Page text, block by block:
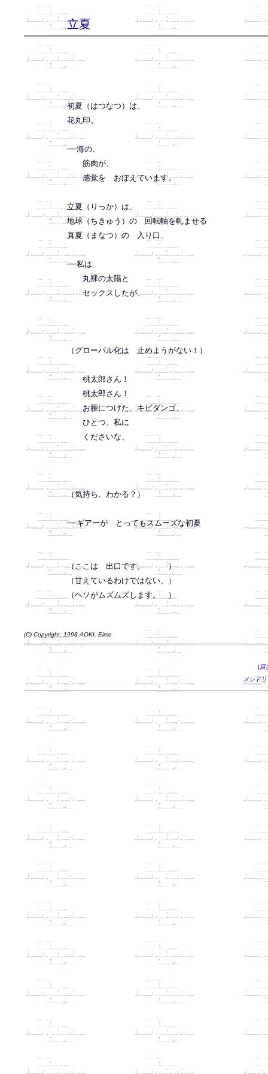
立夏
初夏（はつなつ）は、
花丸印。
──海の、
筋肉が、
感覚を　おぼえています。
立夏（りっか）は、
地球（ちきゅう）の　回転軸を軋ませる
真夏（まなつ）の　入り口、
──私は
丸裸の太陽と
セックスしたが、
（グローバル化は　止めようがない！）
桃太郎さん！
桃太郎さん！
お腰につけた、キビダンゴ、
ひとつ、私に
くださいな、
（気持ち、わかる？）
──ギアーが　とってもスムーズな初夏
（ここは　出口です。　　　）
（甘えているわけではない、）
（ヘソがムズムズします。　）
(C) Copyright, 1998 AOKI, Eime
|目
メンド